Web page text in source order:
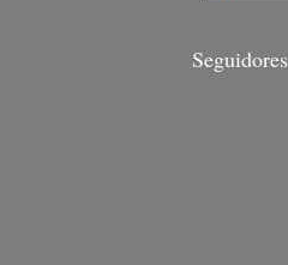
Seguidores